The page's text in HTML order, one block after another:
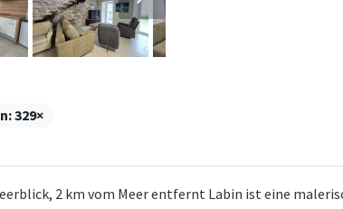
329×
2 km vom Meer entfernt Labin ist eine